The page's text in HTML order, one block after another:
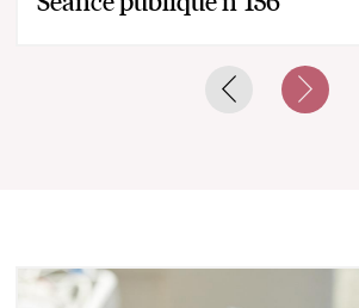
Previous slide
Next